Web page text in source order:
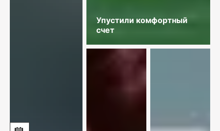
Упустили комфортный
счет